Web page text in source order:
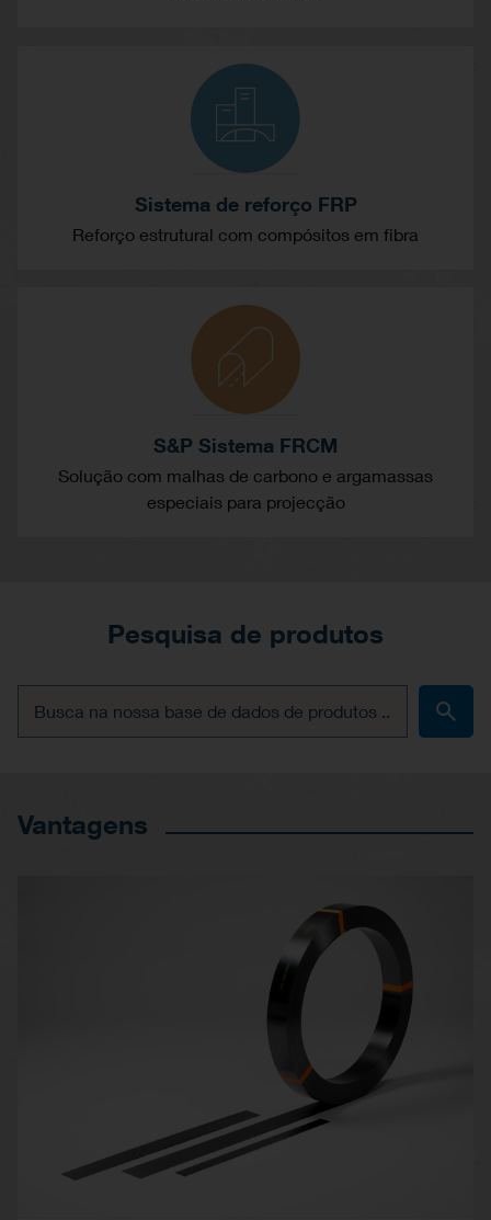
Sistema de reforço FRP
Reforço estrutural com compósitos em fibra
S&P Sistema FRCM
Solução com malhas de carbono e argamassas
especiais para projecção
Pesquisa de produtos
Vantagens